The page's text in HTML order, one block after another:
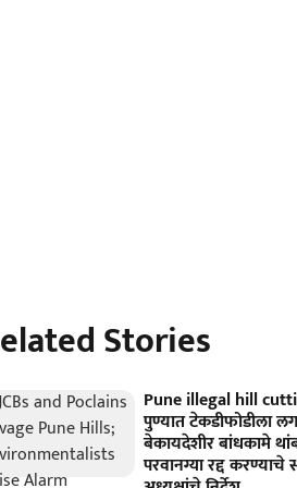
Stories
Pune illegal hill
पुण्यात टेकडीफोडीला
बेकायदेशीर बांधकामे
परवानग्या रद्द करण्याचे